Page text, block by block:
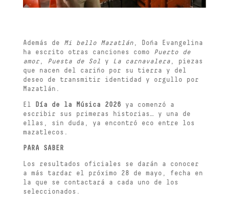
Además de Mi bello Mazatlán, Doña Evangelina
ha escrito otras canciones como
Puerto de
amor, Puesta de Sol y La carnavalera, piezas
que nacen del cariño por su tierra y del
deseo de transmitir identidad y orgullo por
Mazatlán.
El Día de la Música 2026 ya comenzó a
escribir sus primeras historias… y una de
ellas, sin duda, ya encontró eco entre los
mazatlecos.
PARA SABER
Los resultados oficiales se darán a conocer
a más tardar el próximo 28 de mayo, fecha en
la que se contactará a cada uno de los
seleccionados.